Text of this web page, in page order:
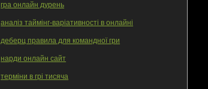
гра онлайн дурень
аналіз таймінг-варіативності в онлайні
деберц правила для командної гри
нарди онлайн сайт
терміни в грі тисяча